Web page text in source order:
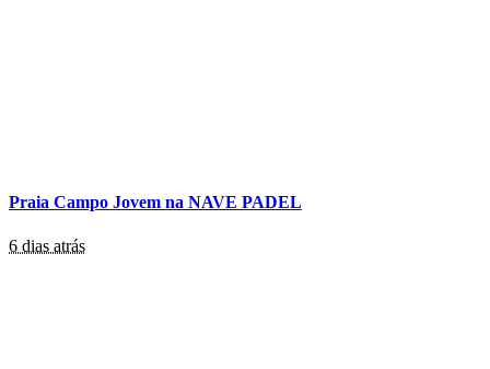
Praia Campo Jovem na NAVE PADEL
6 dias atrás